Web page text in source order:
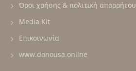
Όροι χρήσης & πολιτική απορρήτου
Media Kit
Επικοινωνία
www.donousa.online